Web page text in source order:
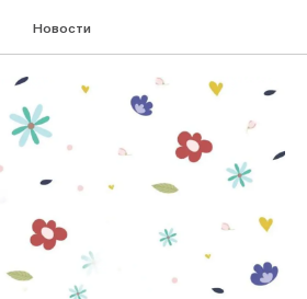
Новости